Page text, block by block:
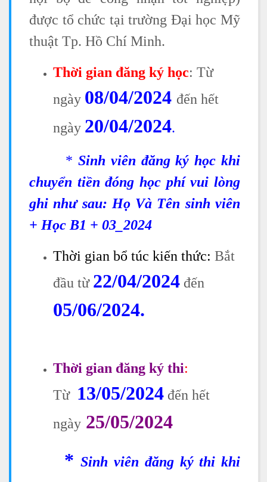
được tổ chức tại trường Đại học Mỹ
thuật Tp. Hồ Chí Minh.
Thời gian đăng ký học: Từ
ngày 08/04/2024 đến hết
ngày 20/04/2024.
* Sinh viên đăng ký học khi
chuyển tiền đóng học phí vui lòng
ghi như sau: Họ Và Tên sinh viên
+ Học B1 + 03_2024
Thời gian bổ túc kiến thức: Bắt
đầu từ 22/04/2024 đến
05/06/2024.
Thời gian đăng ký thi:
Từ 13/05/2024 đến hết
ngày 25/05/2024
* Sinh viên đăng ký thi khi